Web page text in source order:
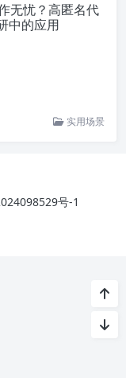
无忧？高匿名代
中的应用
实用场景
号-1